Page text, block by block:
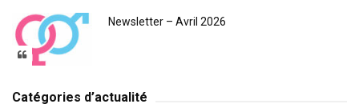
Newsletter – Avril 2026
Catégories d’actualité